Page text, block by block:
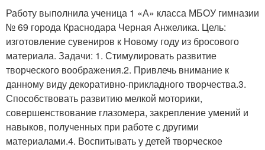
Работу выполнила ученица 1 «А» класса МБОУ гимназии
№ 69 города Краснодара Черная Анжелика. Цель:
изготовление сувениров к Новому году из бросового
материала. Задачи: 1. Стимулировать развитие
творческого воображения.2. Привлечь внимание к
данному виду декоративно-прикладного творчества.3.
Способствовать развитию мелкой моторики,
совершенствование глазомера, закрепление умений и
навыков, полученных при работе с другими
материалами.4. Воспитывать у детей творческое